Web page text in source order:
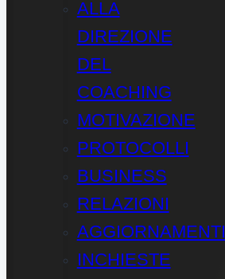
ALLA
DIREZIONE
DEL
COACHING
MOTIVAZIONE
PROTOCOLLI
BUSINESS
RELAZIONI
AGGIORNAMENTI
INCHIESTE